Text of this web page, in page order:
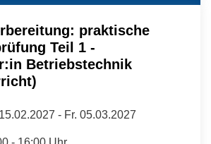
praktische
Teil 1 -
Betriebstechnik
15.02.2027 - Fr. 05.03.2027